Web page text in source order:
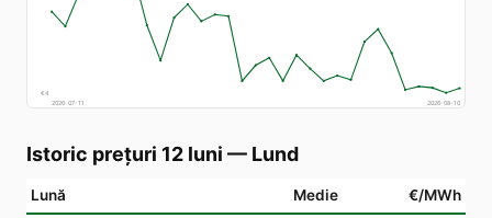
€4
2026-07-11
2026-08-10
Istoric prețuri 12 luni — Lund
Lună Medie €/MWh